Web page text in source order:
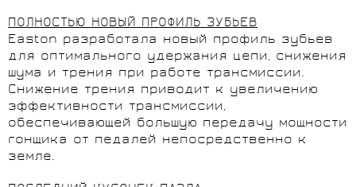
ПОЛНОСТЬЮ НОВЫЙ ПРОФИЛЬ ЗУБЬЕВ
Easton разработала новый профиль зубьев
для оптимального удержания цепи, снижения
шума и трения при работе трансмиссии.
Снижение трения приводит к увеличению
эффективности трансмиссии,
обеспечивающей большую передачу мощности
гонщика от педалей непосредственно к
земле.